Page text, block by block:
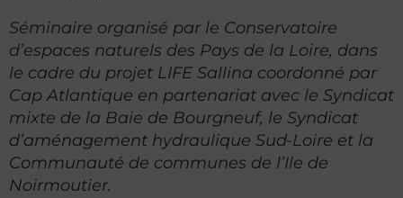
Séminaire organisé par le Conservatoire
d’espaces naturels des Pays de la Loire, dans
le cadre du projet LIFE Sallina coordonné par
Cap Atlantique en partenariat avec le Syndicat
mixte de la Baie de Bourgneuf, le Syndicat
d’aménagement hydraulique Sud-Loire et la
Communauté de communes de l’Ile de
Noirmoutier.